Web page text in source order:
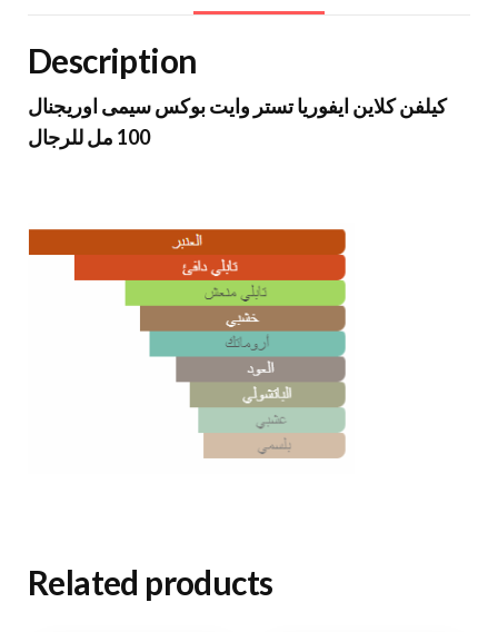
Description
كيلفن كلاين ايفوريا تستر وايت بوكس سيمى اوريجنال
100 مل للرجال
Related products